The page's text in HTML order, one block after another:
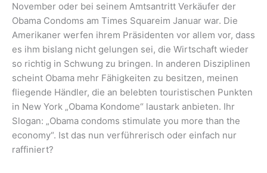
November oder bei seinem Amtsantritt Verkäufer der
Obama Condoms am Times Squareim Januar war. Die
Amerikaner werfen ihrem Präsidenten vor allem vor, dass
es ihm bislang nicht gelungen sei, die Wirtschaft wieder
so richtig in Schwung zu bringen. In anderen Disziplinen
scheint Obama mehr Fähigkeiten zu besitzen, meinen
fliegende Händler, die an belebten touristischen Punkten
in New York „Obama Kondome“ laustark anbieten. Ihr
Slogan: „Obama condoms stimulate you more than the
economy“. Ist das nun verführerisch oder einfach nur
raffiniert?